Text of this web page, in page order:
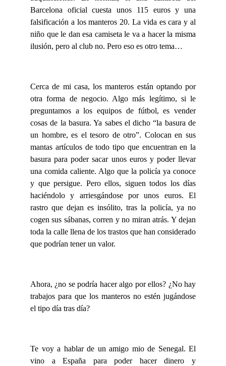
Barcelona oficial cuesta unos 115 euros y una
falsificación a los manteros 20. La vida es cara y al
niño que le dan esa camiseta le va a hacer la misma
ilusión, pero al club no. Pero eso es otro tema…
Cerca de mi casa, los manteros están optando por
otra forma de negocio. Algo más legítimo, si le
preguntamos a los equipos de fútbol, es vender
cosas de la basura. Ya sabes el dicho “la basura de
un hombre, es el tesoro de otro”. Colocan en sus
mantas artículos de todo tipo que encuentran en la
basura para poder sacar unos euros y poder llevar
una comida caliente. Algo que la policía ya conoce
y que persigue. Pero ellos, siguen todos los días
haciéndolo y arriesgándose por unos euros. El
rastro que dejan es insólito, tras la policía, ya no
cogen sus sábanas, corren y no miran atrás. Y dejan
toda la calle llena de los trastos que han considerado
que podrían tener un valor.
Ahora, ¿no se podría hacer algo por ellos? ¿No hay
trabajos para que los manteros no estén jugándose
el tipo día tras día?
Te voy a hablar de un amigo mio de Senegal. El
vino a España para poder hacer dinero y